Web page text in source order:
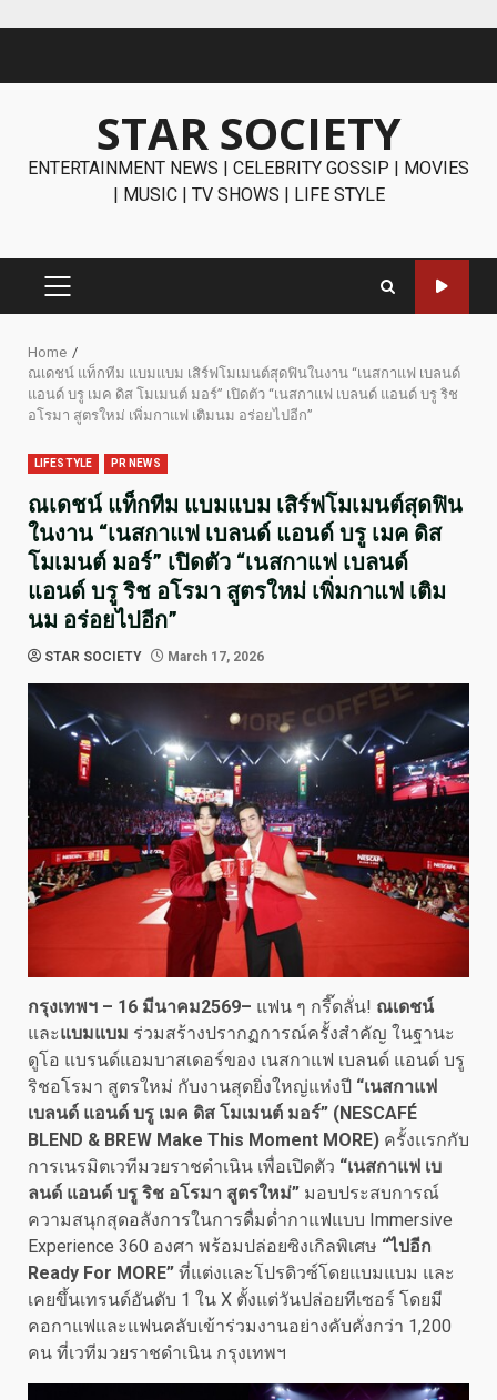
STAR SOCIETY
ENTERTAINMENT NEWS | CELEBRITY GOSSIP | MOVIES
| MUSIC | TV SHOWS | LIFE STYLE
PRIMARY
Home
ณเดชน์ แท็กทีม แบมแบม เสิร์ฟโมเมนต์สุดฟินในงาน “เนสกาแฟ เบลนด์
แอนด์ บรู เมค ดิส โมเมนต์ มอร์” เปิดตัว “เนสกาแฟ เบลนด์ แอนด์ บรู ริช
อโรมา สูตรใหม่ เพิ่มกาแฟ เติมนม อร่อยไปอีก”
LIFESTYLE PR NEWS
ณเดชน์ แท็กทีม แบมแบม เสิร์ฟโมเมนต์สุดฟิน
ในงาน “เนสกาแฟ เบลนด์ แอนด์ บรู เมค ดิส
โมเมนต์ มอร์” เปิดตัว “เนสกาแฟ เบลนด์
แอนด์ บรู ริช อโรมา สูตรใหม่ เพิ่มกาแฟ เติม
นม อร่อยไปอีก”
STAR SOCIETY March 17, 2026
กรุงเทพฯ – 16 มีนาคม2569– แฟน ๆ กรี๊ดลั่น! ณเดชน์
และแบมแบม ร่วมสร้างปรากฏการณ์ครั้งสำคัญ ในฐานะ
ดูโอ แบรนด์แอมบาสเดอร์ของ เนสกาแฟ เบลนด์ แอนด์ บรู
ริชอโรมา สูตรใหม่ กับงานสุดยิ่งใหญ่แห่งปี “เนสกาแฟ
เบลนด์ แอนด์ บรู เมค ดิส โมเมนต์ มอร์” (NESCAFÉ
BLEND & BREW Make This Moment MORE) ครั้งแรกกับ
การเนรมิตเวทีมวยราชดำเนิน เพื่อเปิดตัว “เนสกาแฟ เบ
ลนด์ แอนด์ บรู ริช อโรมา สูตรใหม่” มอบประสบการณ์
ความสนุกสุดอลังการในการดื่มด่ำกาแฟแบบ Immersive
Experience 360 องศา พร้อมปล่อยซิงเกิลพิเศษ “ไปอีก
Ready For MORE” ที่แต่งและโปรดิวซ์โดยแบมแบม และ
เคยขึ้นเทรนด์อันดับ 1 ใน X ตั้งแต่วันปล่อยทีเซอร์ โดยมี
คอกาแฟและแฟนคลับเข้าร่วมงานอย่างคับคั่งกว่า 1,200
คน ที่เวทีมวยราชดำเนิน กรุงเทพฯ